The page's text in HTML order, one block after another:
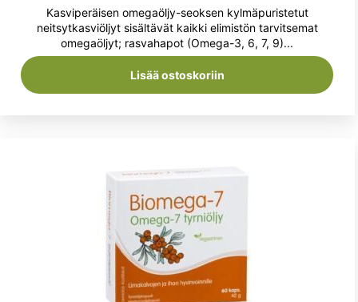
hinta
oli:
34,80 €.
hinta
on:
33,90 €.
Kasviperäisen omegaöljy-seoksen kylmäpuristetut
neitsytkasviöljyt sisältävät kaikki elimistön tarvitsemat
omegaöljyt; rasvahapot (Omega-3, 6, 7, 9)...
Lisää ostoskoriin